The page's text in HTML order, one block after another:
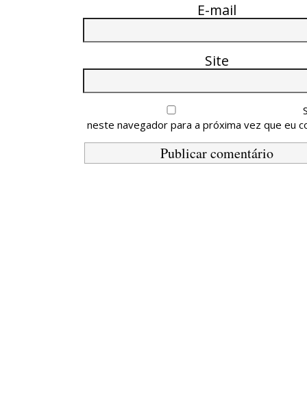
E-mail
Site
neste navegador para a próxima vez que eu